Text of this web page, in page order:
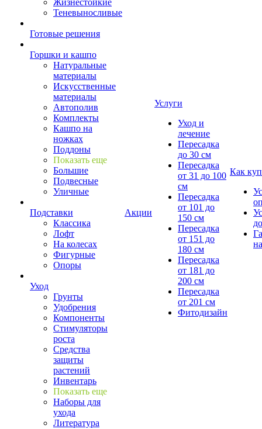
Жизнестойкие
Теневыносливые
Готовые решения
Горшки и кашпо
Натуральные
материалы
Искусственные
материалы
Автополив
Комплекты
Кашпо на
ножках
Поддоны
Показать еще
Большие
Подвесные
Уличные
Подставки
Классика
Лофт
На колесах
Фигурные
Опоры
Уход
Грунты
Удобрения
Компоненты
Стимуляторы
роста
Средства
защиты
растений
Инвентарь
Показать еще
Наборы для
ухода
Литература
Акции
Услуги
Уход и
лечение
Пересадка
до 30 см
Пересадка
от 31 до 100
см
Пересадка
от 101 до
150 см
Пересадка
от 151 до
180 см
Пересадка
от 181 до
200 см
Пересадка
от 201 см
Фитодизайн
Как